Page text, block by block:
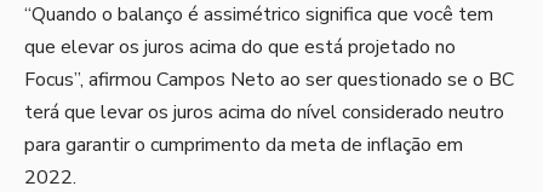
“Quando o balanço é assimétrico significa que você tem
que elevar os juros acima do que está projetado no
Focus”, afirmou Campos Neto ao ser questionado se o BC
terá que levar os juros acima do nível considerado neutro
para garantir o cumprimento da meta de inflação em
2022.